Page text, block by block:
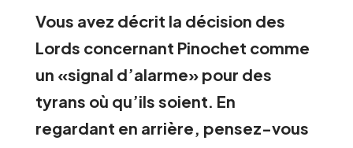
Vous avez décrit la décision des
Lords concernant Pinochet comme
un «signal d’alarme» pour des
tyrans où qu’ils soient. En
regardant en arrière, pensez-vous